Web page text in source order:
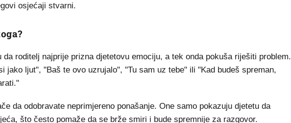
osjećaji stvarni.
da roditelj najprije prizna djetetovu emociju, a tek onda pokuša riješiti problem.
jako ljut", "Baš te ovo uzrujalo", "Tu sam uz tebe" ili "Kad budeš spreman,
da odobravate neprimjereno ponašanje. One samo pokazuju djetetu da
što često pomaže da se brže smiri i bude spremnije za razgovor.